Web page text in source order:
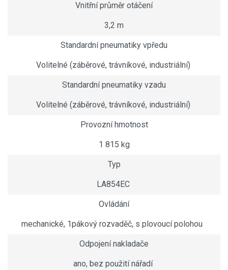
Vnitřní průměr otáčení
3,2 m
Standardní pneumatiky vpředu
Volitelné (záběrové, trávníkové, industriální)
Standardní pneumatiky vzadu
Volitelné (záběrové, trávníkové, industriální)
Provozní hmotnost
1 815 kg
Typ
LA854EC
Ovládání
mechanické, 1pákový rozvaděč, s plovoucí polohou
Odpojení nakladače
ano, bez použití nářadí